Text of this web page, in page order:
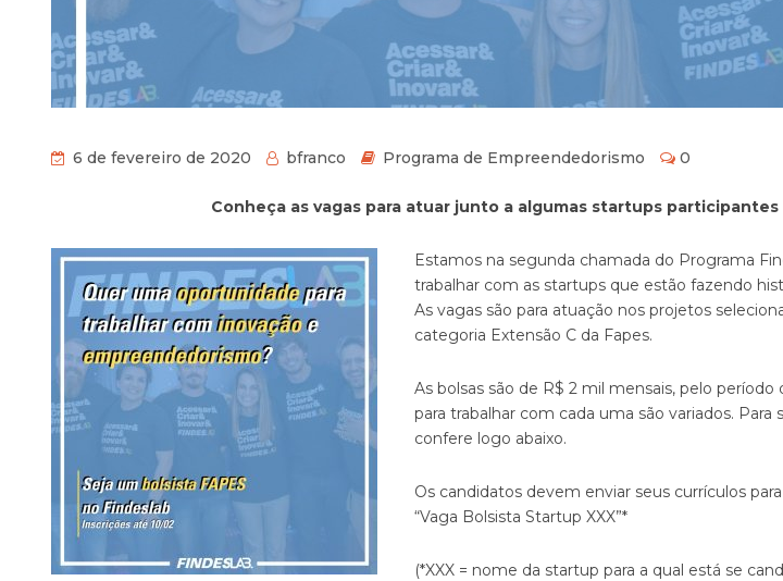
6 de fevereiro de 2020 bfranco Programa de Empreendedorismo 0
Conheça as vagas para atuar junto a algumas startups
Estamos na segunda chamada do Programa
trabalhar com as startups que estão fazendo
As vagas são para atuação nos projetos
categoria Extensão C da Fapes.
As bolsas são de R$ 2 mil mensais, pelo
para trabalhar com cada uma são variados.
confere logo abaixo.
Os candidatos devem enviar seus currículos para
“Vaga Bolsista Startup XXX”*
(*XXX = nome da startup para a qual está se